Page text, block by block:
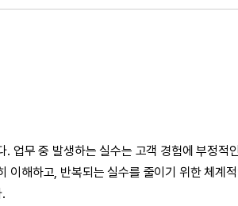
업무 중 발생하는 실수는 고객 경험에 부정적
해하고, 반복되는 실수를 줄이기 위한 체계